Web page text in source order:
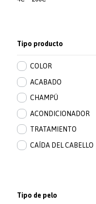
Tipo producto
COLOR
ACABADO
CHAMPÚ
ACONDICIONADOR
TRATAMIENTO
CAÍDA DEL CABELLO
Tipo de pelo